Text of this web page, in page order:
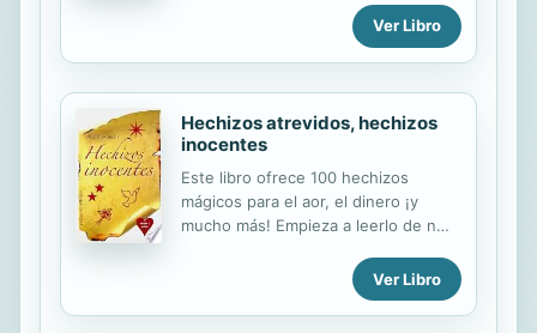
�Es imprescindible para todo
hogar!" -Anne Louise Gittleman,
M.S., Nutricionista certificada, autora
Ver Libro
Hechizos atrevidos, hechizos
inocentes
Este libro ofrece 100 hechizos
mágicos para el aor, el dinero ¡y
mucho más! Empieza a leerlo de n
buenos, y de otro si quieres ser un
poco más atrevido... sta original
compilación abarca prácticos y
Ver Libro